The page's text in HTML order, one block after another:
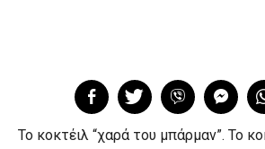
Το κοκτέιλ “χαρά του μπάρμαν”. Το